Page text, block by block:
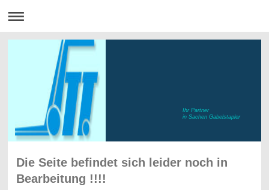
Ihr Partner
in Sachen Gabelstapler
Die Seite befindet sich leider noch in
Bearbeitung !!!!